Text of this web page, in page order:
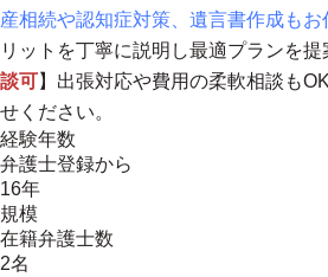
産相続や認知症対策、遺言書作成もお
リットを丁寧に説明し最適プランを提
談可】 出張対応や費用の柔軟相談も
せください。
経験年数
弁護士登録から
16年
規模
在籍弁護士数
2名